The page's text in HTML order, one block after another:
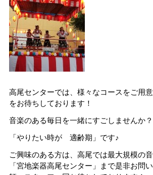
高尾センターでは、様々なコースをご用
をお待ちしております！
音楽のある毎日を一緒にすごしませんか？
「やりたい時が 適齢期」です♪
ご興味のある方は、高尾では最大規模の
「宮地楽器高尾センター」まで是非お問